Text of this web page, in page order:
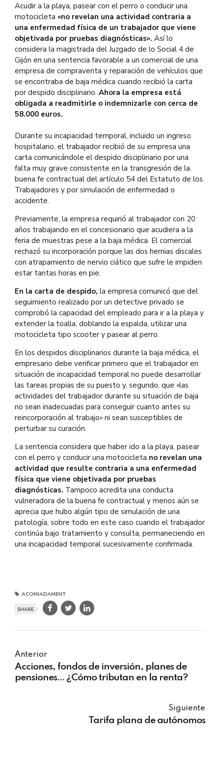
Acudir a la playa, pasear con el perro o conducir una
motocicleta «no revelan una actividad contraria a
una enfermedad física de un trabajador que viene
objetivada por pruebas diagnósticas». Así lo
considera la magistrada del Juzgado de lo Social 4 de
Gijón en una sentencia favorable a un comercial de una
empresa de compraventa y reparación de vehículos que
se encontraba de baja médica cuando recibió la carta
por despido disciplinario. Ahora la empresa está
obligada a readmitirle o indemnizarle con cerca de
58.000 euros.
Durante su incapacidad temporal, incluido un ingreso
hospitalario, el trabajador recibió de su empresa una
carta comunicándole el despido disciplinario por una
falta muy grave consistente en la transgresión de la
buena fe contractual del artículo 54 del Estatuto de los
Trabajadores y por simulación de enfermedad o
accidente.
Previamente, la empresa requirió al trabajador con 20
años trabajando en el concesionario que acudiera a la
feria de muestras pese a la baja médica. El comercial
rechazó su incorporación porque las dos hernias discales
con atrapamiento de nervio ciático que sufre le impiden
estar tantas horas en pie.
En la carta de despido, la empresa comunicó que del
seguimiento realizado por un detective privado se
comprobó la capacidad del empleado para ir a la playa y
extender la toalla, doblando la espalda, utilizar una
motocicleta tipo scooter y pasear al perro.
En los despidos disciplinarios durante la baja médica, el
empresario debe verificar primero que el trabajador en
situación de incapacidad temporal no puede desarrollar
las tareas propias de su puesto y, segundo, que «las
actividades del trabajador durante su situación de baja
no sean inadecuadas para conseguir cuanto antes su
reincorporación al trabajo» ni sean susceptibles de
perturbar su curación.
La sentencia considera que haber ido a la playa, pasear
con el perro y conducir una motocicleta no revelan una
actividad que resulte contraria a una enfermedad
física que viene objetivada por pruebas
diagnósticas. Tampoco acredita una conducta
vulneradora de la buena fe contractual y menos aún se
aprecia que hubo algún tipo de simulación de una
patología, sobre todo en este caso cuando el trabajador
continúa bajo tratamiento y consulta, permaneciendo en
una incapacidad temporal sucesivamente confirmada.
ACOMIADAMENT
SHARE
Anterior
Acciones, fondos de inversión, planes de
pensiones... ¿Cómo tributan en la renta?
Siguiente
Tarifa plana de autónomos